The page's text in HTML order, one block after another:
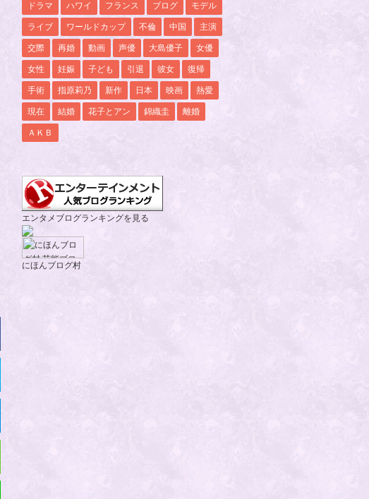
ドラマ ハワイ フランス ブログ モデル
ライブ ワールドカップ 不倫 中国 主演
交際 再婚 動画 声優 大島優子 女優
女性 妊娠 子ども 引退 彼女 復帰
手術 指原莉乃 新作 日本 映画 熱愛
現在 結婚 花子とアン 錦織圭 離婚
ＡＫＢ
エンタメブログランキングを見る
にほんブログ村